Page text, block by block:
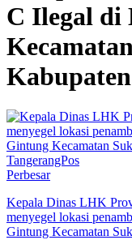
C Ilegal di
Perbesar
Kepala Dinas LHK
menyegel lokasi
Gintung Kecamatan